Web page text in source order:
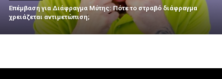
Επέμβαση για Διάφραγμα Μύτης: Πότε το στραβό διάφραγμα
χρειάζεται αντιμετώπιση;